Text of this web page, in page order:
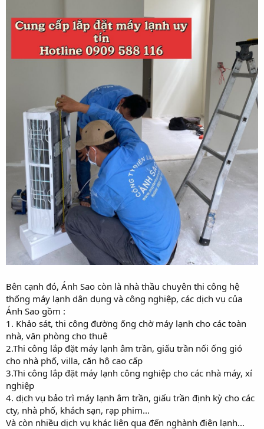
Bên cạnh đó, Ánh Sao còn là nhà thầu chuyên thi công hệ
thống máy lạnh dân dụng và công nghiệp, các dịch vụ của
Ánh Sao gồm :
1. Khảo sát, thi công đường ống chờ máy lạnh cho các toàn
nhà, văn phòng cho thuê
2.Thi công lắp đặt máy lạnh âm trần, giấu trần nối ống gió
cho nhà phố, villa, căn hộ cao cấp
3.Thi công lắp đặt máy lạnh công nghiệp cho các nhà máy, xí
nghiệp
4. dịch vụ bảo trì máy lạnh âm trần, giấu trần định kỳ cho các
cty, nhà phố, khách sạn, rạp phim...
Và còn nhiều dịch vụ khác liên qua đến nghành điện lạnh...